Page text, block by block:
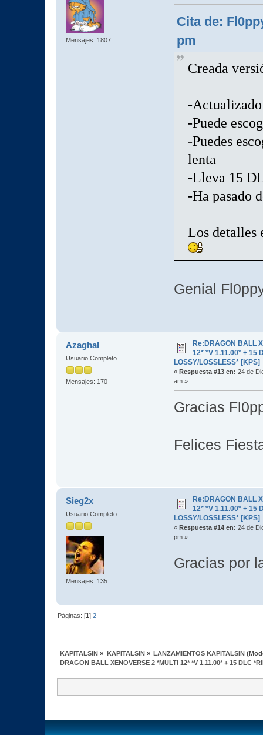
Mensajes: 1807
Cita de:
pm
Creada
-
-Puede
-Puedes
lenta
-Lleva 15
-Ha pasado
Los detalles
Genial
Azaghal
Usuario Completo
Mensajes: 170
Re:DRAGON BALL
12* *V 1.11.00* + 15
LOSSY/LOSSLESS* [KPS]
« Respuesta #13 en: 24 de
am »
Gracias
Felices
Sieg2x
Usuario Completo
Mensajes: 135
Re:DRAGON BALL
12* *V 1.11.00* + 15
LOSSY/LOSSLESS* [KPS]
« Respuesta #14 en: 24 de
pm »
Gracias por
Páginas: [1]2
KAPITALSIN » KAPITALSIN» LANZAMIENTOS KAPITALSIN
DRAGON BALL XENOVERSE 2 *MULTI 12* *V 1.11.00* + 15 DLC